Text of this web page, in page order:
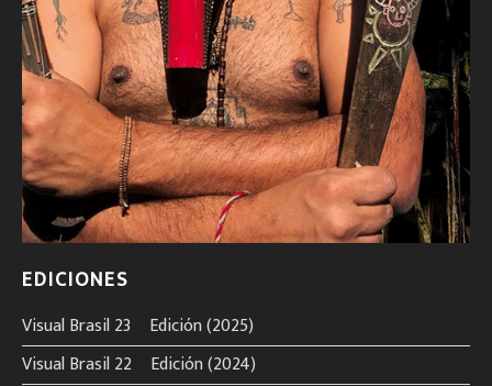
EDICIONES
Visual Brasil 23º Edición (2025)
Visual Brasil 22º Edición (2024)